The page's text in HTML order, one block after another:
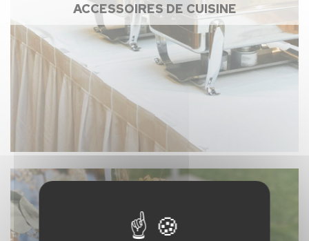
ACCESSOIRES DE CUISINE